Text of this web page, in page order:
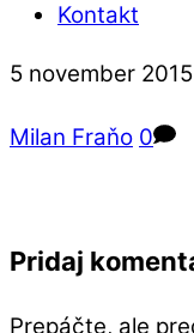
Kontakt
Close
Close
5 november 2015
Milan Fraňo 0
Pridaj
Prepáčte, ale